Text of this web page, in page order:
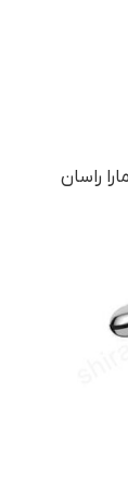
راسان